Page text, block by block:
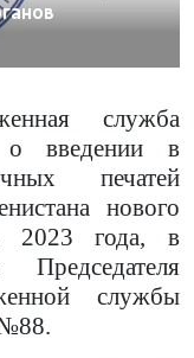
служба
о введении в
печатей
нового
2023 года, в
службы